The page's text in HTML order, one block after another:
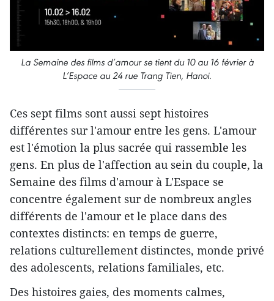
La Semaine des films d’amour se tient du 10 au 16 février à
L’Espace au 24 rue Trang Tien, Hanoi.
Ces sept films sont aussi sept histoires
différentes sur l'amour entre les gens. L'amour
est l'émotion la plus sacrée qui rassemble les
gens. En plus de l'affection au sein du couple, la
Semaine des films d'amour à L'Espace se
concentre également sur de nombreux angles
différents de l'amour et le place dans des
contextes distincts: en temps de guerre,
relations culturellement distinctes, monde privé
des adolescents, relations familiales, etc.
Des histoires gaies, des moments calmes,